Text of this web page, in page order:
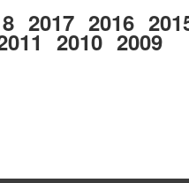
2017 2016
2010 2009